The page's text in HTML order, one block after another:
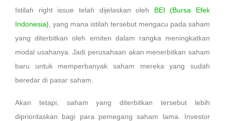
Istilah right issue telah dijelaskan oleh BEI (Bursa Efek
Indonesia) , yang mana istilah tersebut mengacu pada saham
yang diterbitkan oleh emiten dalam rangka meningkatkan
modal usahanya. Jadi perusahaan akan menerbitkan saham
baru untuk memperbanyak saham mereka yang sudah
beredar di pasar saham.
Akan tetapi, saham yang diterbitkan tersebut lebih
diprioritaskan bagi para pemegang saham lama. Investor